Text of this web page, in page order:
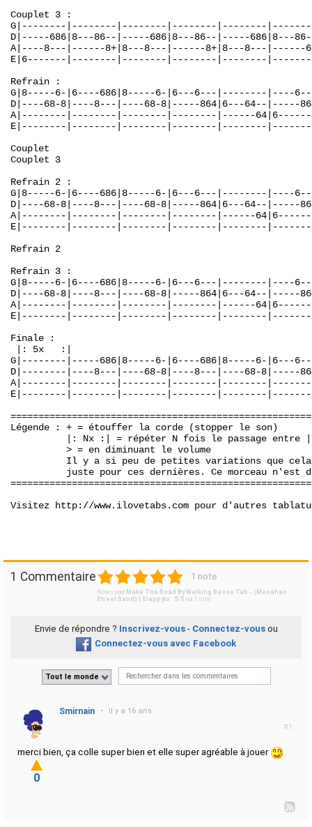
Couplet 3 :
G|--------|--------|--------|--------|--------
D|-----686|8---86--|-----686|8---86--|-----686|8---
A|----8---|------8+|8---8---|------8+|8---8---
E|6-------|--------|--------|--------|--------
Refrain :
G|8-----6-|6----686|8-----6-|6---6---|--------
D|----68-8|----8---|----68-8|-----864|6---64--
A|--------|--------|--------|--------|------
E|--------|--------|--------|--------|--------
Couplet
Couplet 3
Refrain 2 :
G|8-----6-|6----686|8-----6-|6---6---|--------|----
D|----68-8|----8---|----68-8|-----864|6---64--|-----
A|--------|--------|--------|--------|------
E|--------|--------|--------|--------|--------
Refrain 2
Refrain 3 :
G|8-----6-|6----686|8-----6-|6---6---|--------
D|----68-8|----8---|----68-8|-----864|6---64--
A|--------|--------|--------|--------|------
E|--------|--------|--------|--------|--------
Finale :
|: 5x   :|
G|--------|-----686|8-----6-|6----686|8-----6-|6---
D|--------|----8---|----68-8|----8---|----68-8|-----
A|--------|--------|--------|--------|--------
E|--------|--------|--------|--------|--------
Légende : + = étouffer la corde (stopper le son)
|: Nx :| = répéter N fois le passage entre
          > = en diminuant le volume
Il y a si peu de petites variations que
juste pour ces dernières. Ce morceau n'est
Visitez http://www.ilovetabs.com pour d'autres
1 Commentaire 1 2 3 4 5 1 note
Notes pour Make The Road By Walking Basse Tab - (Menahan
Street Band) | Slappyto
5/ 5 sur note
Envie de répondre ? Inscrivez-vous- Connectez-vousou
Connectez-vous avec Facebook
Tout le monde
#1
Smirnain • il y a 16 ans
merci bien, ça colle super bien et elle super agréable à jouer
0